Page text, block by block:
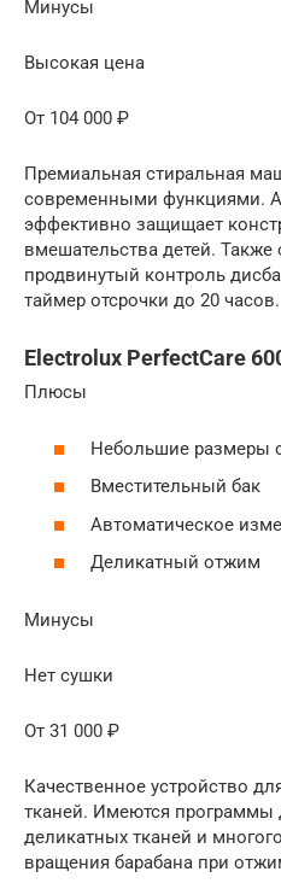
Минусы
Высокая цена
От 104 000 ₽
Премиальная стиральная
современными функциями.
эффективно защищает
вмешательства детей. Также
продвинутый контроль
таймер отсрочки до 20 часов.
Electrolux PerfectCare
Плюсы
Небольшие размеры
Вместительный бак
Автоматическое
Деликатный отжим
Минусы
Нет сушки
От 31 000 ₽
Качественное устройство
тканей. Имеются программы
деликатных тканей и
вращения барабана при